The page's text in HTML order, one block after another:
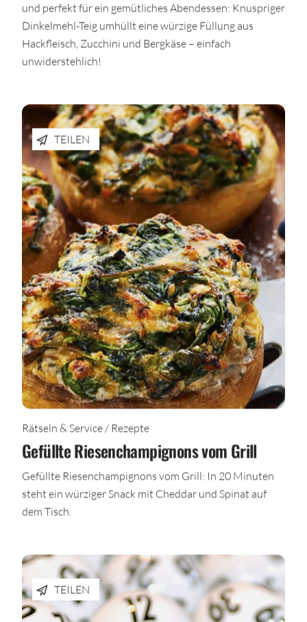
und perfekt für ein gemütliches Abendessen: Knuspriger
Dinkelmehl-Teig umhüllt eine würzige Füllung aus
Hackfleisch, Zucchini und Bergkäse – einfach
unwiderstehlich!
TEILEN
Rätseln & Service / Rezepte
Gefüllte Riesenchampignons vom Grill
Gefüllte Riesenchampignons vom Grill: In 20 Minuten
steht ein würziger Snack mit Cheddar und Spinat auf
dem Tisch.
TEILEN